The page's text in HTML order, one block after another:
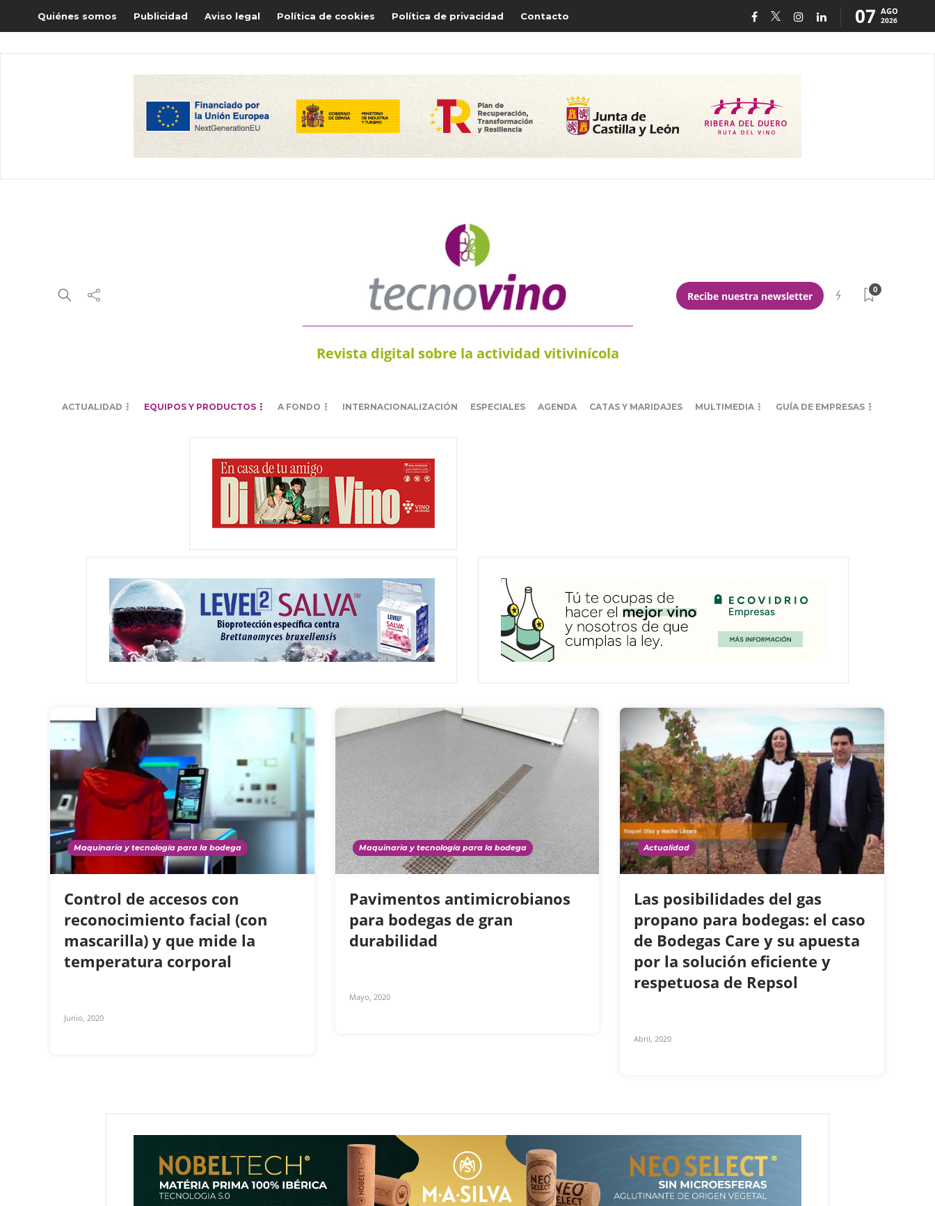
Quiénes somos Publicidad Aviso legal Política de cookies Política de privacidad Contacto 07 AGO
2026
Revista digital sobre la actividad vitivinícola
Recibe nuestra newsletter
0
ACTUALIDAD EQUIPOS Y PRODUCTOS A FONDO INTERNACIONALIZACIÓN ESPECIALES AGENDA CATAS Y MARIDAJES MULTIMEDIA GUÍA DE EMPRESAS
Maquinaria y tecnología para la bodega
Control de accesos con
reconocimiento facial (con
mascarilla) y que mide la
temperatura corporal
Junio, 2020
Maquinaria y tecnología para la bodega
Pavimentos antimicrobianos
para bodegas de gran
durabilidad
Mayo, 2020
Actualidad
Las posibilidades del gas
propano para bodegas: el caso
de Bodegas Care y su apuesta
por la solución eficiente y
respetuosa de Repsol
Abril, 2020